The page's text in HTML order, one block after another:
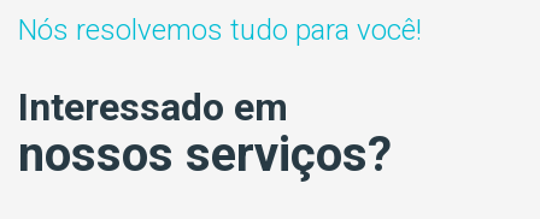
Nós resolvemos tudo para você!
Interessado em
nossos serviços?